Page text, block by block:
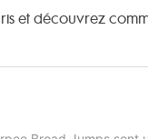
et découvrez